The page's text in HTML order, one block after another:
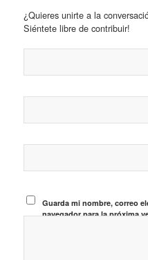
¿Quieres unirte a la
Siéntete libre de contribuir!
Guarda mi nombre, correo
navegador para la próxima